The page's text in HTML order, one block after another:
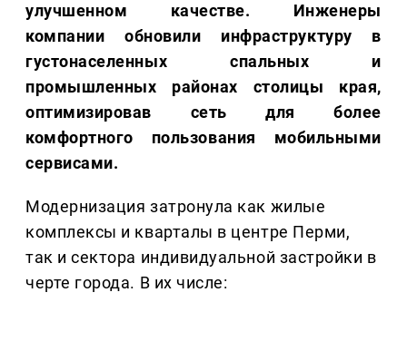
улучшенном качестве. Инженеры
компании обновили инфраструктуру в
густонаселенных спальных и
промышленных районах столицы края,
оптимизировав сеть для более
комфортного пользования мобильными
сервисами.
Модернизация затронула как жилые
комплексы и кварталы в центре Перми,
так и сектора индивидуальной застройки в
черте города. В их числе: